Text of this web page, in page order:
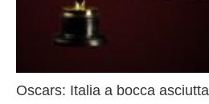
Oscars: Italia a bocca asciutta